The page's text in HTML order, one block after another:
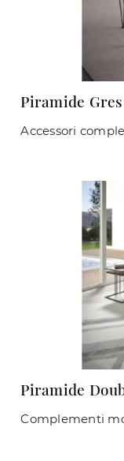
Piramide Gres
Piramide